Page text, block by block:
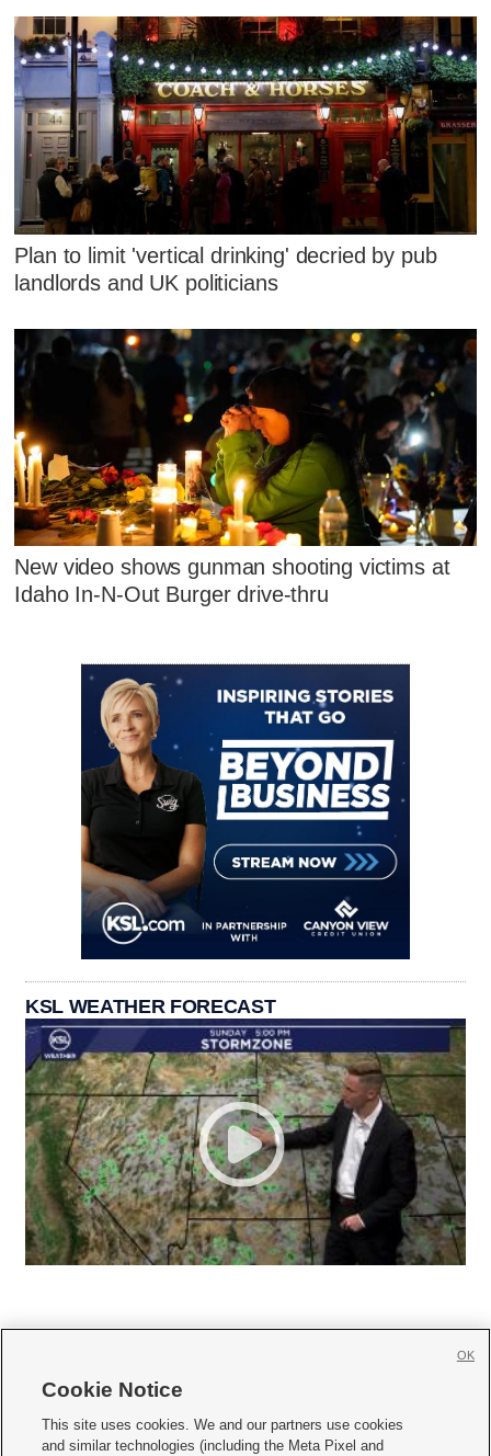
Plan to limit 'vertical drinking' decried by pub
landlords and UK politicians
New video shows gunman shooting victims at
Idaho In-N-Out Burger drive-thru
KSL WEATHER FORECAST
     
Cookie Notice
This site uses cookies. We and our partners use cookies
and similar technologies (including the Meta Pixel and
OK